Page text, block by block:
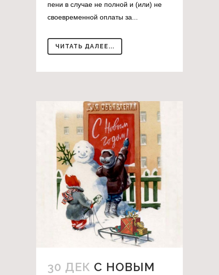
пени в случае не полной и (или) не
своевременной оплаты за...
ЧИТАТЬ ДАЛЕЕ...
30 ДЕК С НОВЫМ